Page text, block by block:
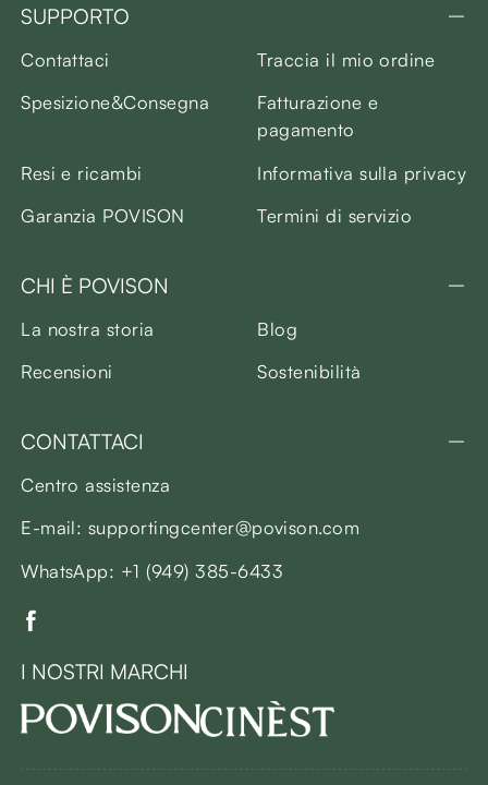
SUPPORTO
Contattaci
Traccia il mio ordine
Spesizione&Consegna
Fatturazione e
pagamento
Resi e ricambi
Informativa sulla privacy
Garanzia POVISON
Termini di servizio
CHI È POVISON
La nostra storia
Blog
Recensioni
Sostenibilità
CONTATTACI
Centro assistenza
E-mail: supportingcenter@povison.com
WhatsApp: +1 (949) 385-6433
I NOSTRI MARCHI